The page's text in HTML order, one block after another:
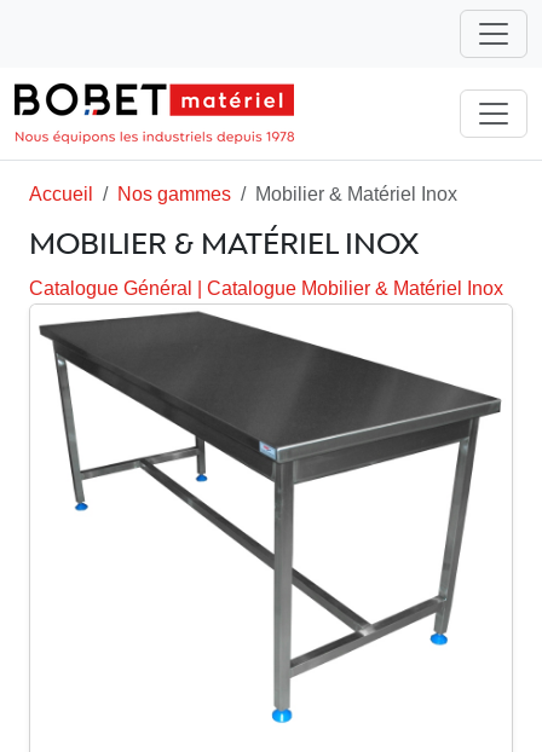
Accueil Nos gammes Mobilier & Matériel Inox
MOBILIER & MATÉRIEL INOX
Catalogue Général Catalogue Mobilier & Matériel Inox